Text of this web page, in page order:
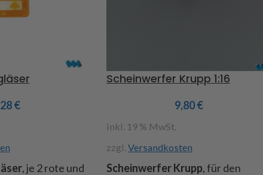
€
, je 2 rote und
Scheinwerfer Krupp 1:16
9,80€
inkl. 19 % MwSt.
zzgl. Versandkosten
Scheinwerfer Krupp, für den